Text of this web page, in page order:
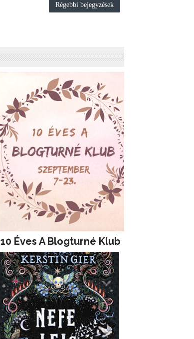
Régebbi bejegyzések
10 Éves A Blogturné Klub